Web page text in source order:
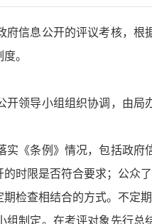
府信息公开的评议考核，
。
开领导小组组织协调，由
实《条例》情况，包括政
时限是否符合要求；公众
检查相结合的方式。不定
制定。在考评对象先行